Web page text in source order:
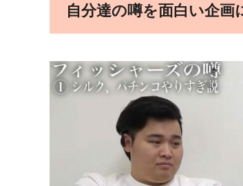
自分達の噂を面白い企画